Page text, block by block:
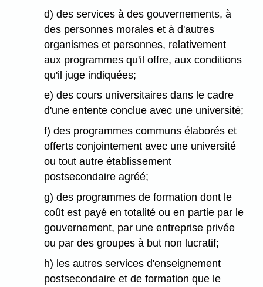
d) des services à des gouvernements, à
des personnes morales et à d'autres
organismes et personnes, relativement
aux programmes qu'il offre, aux conditions
qu'il juge indiquées;
e) des cours universitaires dans le cadre
d'une entente conclue avec une université;
f) des programmes communs élaborés et
offerts conjointement avec une université
ou tout autre établissement
postsecondaire agréé;
g) des programmes de formation dont le
coût est payé en totalité ou en partie par le
gouvernement, par une entreprise privée
ou par des groupes à but non lucratif;
h) les autres services d'enseignement
postsecondaire et de formation que le